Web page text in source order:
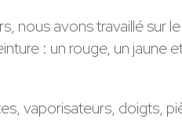
nous avons travaillé sur
: un rouge, un jaune
vaporisateurs, doigts,